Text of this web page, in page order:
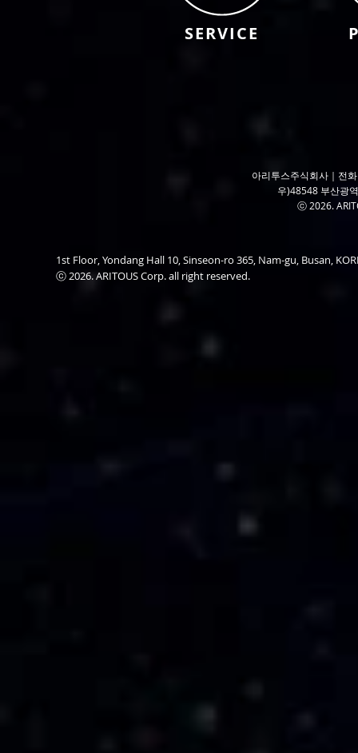
SERVICE
아리투스주식회사｜전
우)48548 부산광
ⓒ 2026.
1st Floor, Yondang Hall 10, Sinseon-ro 365, Nam-gu, Busan,
ⓒ 2026. ARITOUS Corp. all right reserved.